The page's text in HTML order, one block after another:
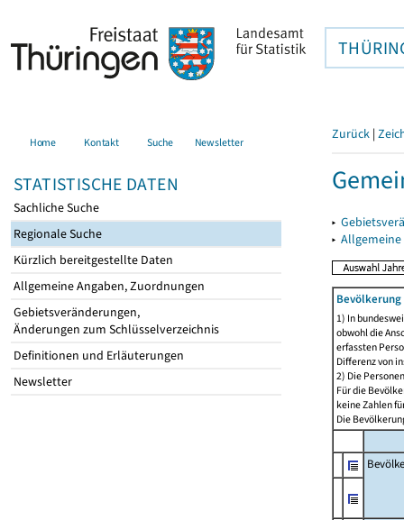
Home Kontakt Suche Newsletter
STATISTISCHE DATEN
Sachliche Suche
Regionale Suche
Kürzlich bereitgestellte Daten
Allgemeine Angaben, Zuordnungen
Gebietsveränderungen,
Änderungen zum Schlüsselverzeichnis
Definitionen und Erläuterungen
Newsletter
Zurück |
▸
▸
1) In
obwohl die
erfassten
Differenz von
2) Die
Für die
keine Zahlen
Die